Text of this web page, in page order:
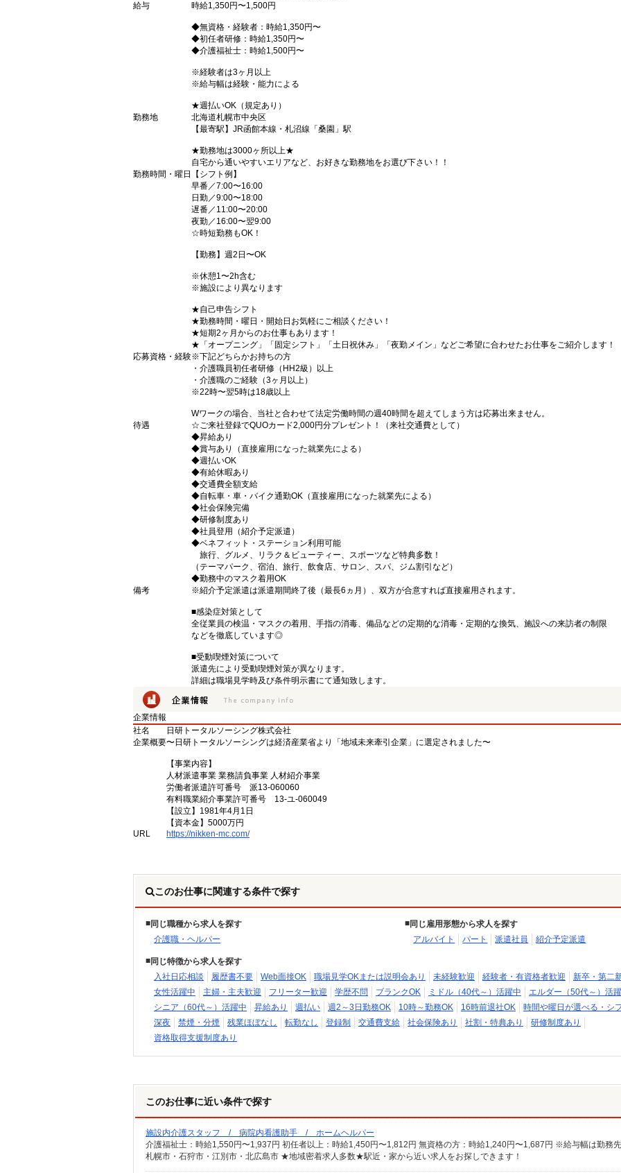
給与
時給1,350円〜1,500円
◆無資格・経験者：時給1,350円〜
◆初任者研修：時給1,350円〜
◆介護福祉士：時給1,500円〜
※経験者は3ヶ月以上
※給与幅は経験・能力による
★週払いOK（規定あり）
勤務地
北海道札幌市中央区
【最寄駅】JR函館本線・札沼線「桑園」駅
★勤務地は3000ヶ所以上★
自宅から通いやすいエリアなど、お好きな勤務地をお選び下さい！！
勤務時間・曜日
【シフト例】
早番／7:00〜16:00
日勤／9:00〜18:00
遅番／11:00〜20:00
夜勤／16:00〜翌9:00
☆時短勤務もOK！
【勤務】週2日〜OK
※休憩1〜2h含む
※施設により異なります
★自己申告シフト
★勤務時間・曜日・開始日お気軽にご相談ください！
★短期2ヶ月からのお仕事もあります！
★「オープニング」「固定シフト」「土日祝休み」「夜勤メイン」などご希望に合わせたお仕事をご紹介します！
応募資格・経験※下記どちらかお持ちの方
・介護職員初任者研修（HH2級）以上
・介護職のご経験（3ヶ月以上）
※22時〜翌5時は18歳以上
Wワークの場合、当社と合わせて法定労働時間の週40時間を超えてしまう方は応募出来ません。
待遇
☆ご来社登録でQUOカード2,000円分プレゼント！（来社交通費として）
◆昇給あり
◆賞与あり（直接雇用になった就業先による）
◆週払いOK
◆有給休暇あり
◆交通費全額支給
◆自転車・車・バイク通勤OK（直接雇用になった就業先による）
◆社会保険完備
◆研修制度あり
◆社員登用（紹介予定派遣）
◆ベネフィット・ステーション利用可能
旅行、グルメ、リラク＆ビューティー、スポーツなど特典多数！
（テーマパーク、宿泊、旅行、飲食店、サロン、スパ、ジム割引など）
◆勤務中のマスク着用OK
備考
※紹介予定派遣は派遣期間終了後（最長6ヵ月）、双方が合意すれば直接雇用されます。
■感染症対策として
全従業員の検温・マスクの着用、手指の消毒、備品などの定期的な消毒・定期的な換気、施設への来訪者の制限
などを徹底しています◎
■受動喫煙対策について
派遣先により受動喫煙対策が異なります。
詳細は職場見学時及び条件明示書にて通知致します。
企業情報
社名
日研トータルソーシング株式会社
企業概要〜日研トータルソーシングは経済産業省より「地域未来牽引企業」に選定されました〜
【事業内容】
人材派遣事業 業務請負事業 人材紹介事業
労働者派遣許可番号 派13-060060
有料職業紹介事業許可番号 13-ユ-060049
【設立】1981年4月1日
【資本金】5000万円
URL
https://nikken-mc.com/
このお仕事に関連する条件で探す
同じ職種から求人を探す
介護職・ヘルパー
同じ雇用形態から求人を探す
アルバイト
パート 派遣社員 紹介予定派遣
同じ特徴から求人を探す
入社日応相談
履歴書不要 Web面接OK 職場見学OKまたは説明会あり 未経験歓迎 経験者・有資格者歓迎
新卒・第二
女性活躍中
主婦・主夫歓迎 フリーター歓迎 学歴不問 ブランクOK ミドル（40代～）活躍中
エルダー（50代～）活
シニア（60代～）活躍中
昇給あり 週払い 週2～3日勤務OK 10時～勤務OK 16時前退社OK
時間や曜日が選べる・シ
深夜
禁煙・分煙 残業ほぼなし 転勤なし 登録制 交通費支給 社会保険あり 社割・特典あり
研修制度あり
資格取得支援制度あり
このお仕事に近い条件で探す
施設内介護スタッフ / 病院内看護助手 / ホームヘルパー
札幌市・石狩市・江別市・北広島市 ★地域密着求人多数★駅近・家から近い求人をお探しできます！